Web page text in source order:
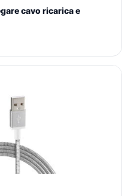
cavo ricarica e